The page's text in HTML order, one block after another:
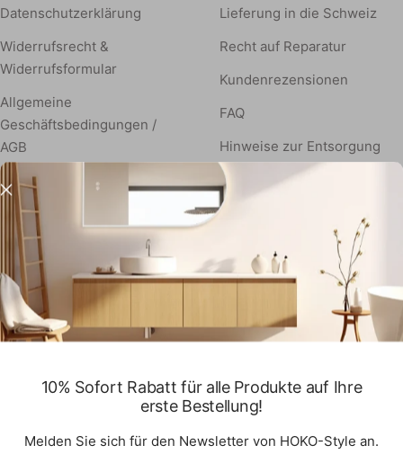
10% Sofort Rabatt für alle Produkte auf Ihre
erste Bestellung!
Melden Sie sich für den Newsletter von HOKO-Style an.
Datenschutzerklärung
Widerrufsrecht &
Widerrufsformular
Allgemeine
Geschäftsbedingungen /
AGB
Informationen zur Echtheit
von Kundenbewertungen
Stilvolle Akzente für Ihr
Zuhause
Cookie Richtlinie
Lieferung in die Schweiz
Recht auf Reparatur
Kundenrezensionen
FAQ
Hinweise zur Entsorgung
von Elektroaltgeräten
Informationen zu Rückgabe
Vertrag widerrufen